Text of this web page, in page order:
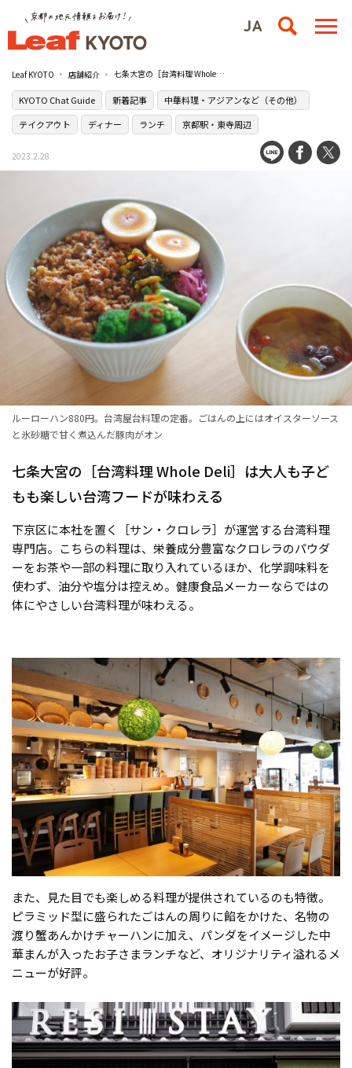
Leaf KYOTO 店舗紹介 七条大宮の［台湾料理 Whole Deli］は大人も子どもも楽しい台湾フードが味わえる
KYOTO Chat Guide 新着記事
中華料理・アジアンなど（その他）
テイクアウト
ディナー ランチ 京都駅・東寺周辺
2023.2.28
ルーローハン880円。台湾屋台料理の定番。ごはんの上にはオイスターソース
と氷砂糖で甘く煮込んだ豚肉がオン
七条大宮の［台湾料理 Whole Deli］は大人も子ど
もも楽しい台湾フードが味わえる
下京区に本社を置く［サン・クロレラ］が運営する台湾料理
専門店。こちらの料理は、栄養成分豊富なクロレラのパウダ
ーをお茶や一部の料理に取り入れているほか、化学調味料を
使わず、油分や塩分は控えめ。健康食品メーカーならではの
体にやさしい台湾料理が味わえる。
また、見た目でも楽しめる料理が提供されているのも特徴。
ピラミッド型に盛られたごはんの周りに餡をかけた、名物の
渡り蟹あんかけチャーハンに加え、パンダをイメージした中
華まんが入ったお子さまランチなど、オリジナリティ溢れるメ
ニューが好評。